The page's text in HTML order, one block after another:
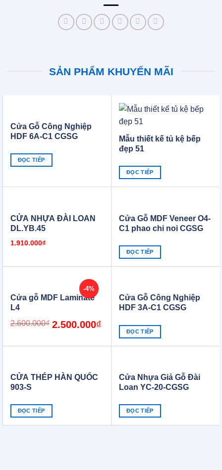
SẢN PHẨM KHUYẾN MÃI
Cửa Gỗ Công Nghiệp
HDF 6A-C1 CGSG
ĐỌC TIẾP
Mẫu thiết kế tủ kệ bếp
đẹp 51
ĐỌC TIẾP
CỬA NHỰA ĐÀI LOAN
DL.YB.45
1.910.000₫
Cửa Gỗ MDF Veneer O4-
C1 phao chi noi CGSG
ĐỌC TIẾP
-4%
Cửa gỗ MDF Laminate
L4
2.600.000₫ Original
price
2.500.000₫Current
price
Cửa Gỗ Công Nghiệp
HDF 3A-C1 CGSG
ĐỌC TIẾP
CỬA THÉP HÀN QUỐC
903-S
ĐỌC TIẾP
Cửa Nhựa Giả Gỗ Đài
Loan YC-20-CGSG
ĐỌC TIẾP